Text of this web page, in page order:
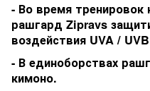
- Во время тренировок
рашгард Zipravs
воздействия UVA /
- В единоборствах
кимоно.